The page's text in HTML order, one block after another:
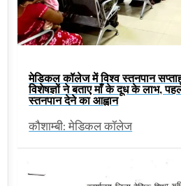
मेडिकल कॉलेज में विश्व स्तनपान
विशेषज्ञों ने बताए माँ के दूध के लाभ,
स्तनपान देने का आह्वान
कौशाम्बी: मेडिकल कॉलेज